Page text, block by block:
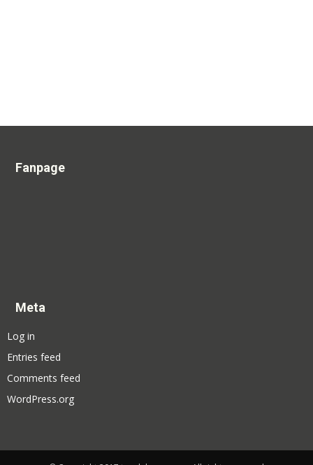
Fanpage
Meta
Log in
Entries feed
Comments feed
WordPress.org